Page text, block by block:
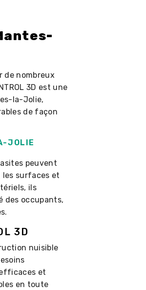
de nombreux
3D est une
la-Jolie,
de façon
JOLIE
peuvent
surfaces et
ils
des occupants,
3D
nuisible
et
en toute